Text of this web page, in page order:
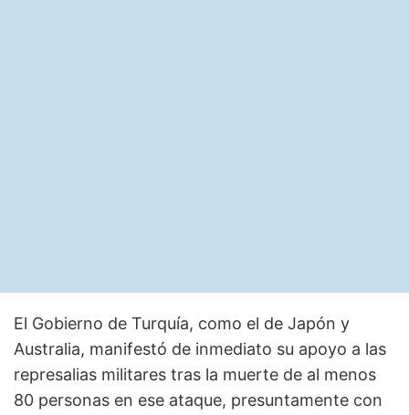
El Gobierno de Turquía, como el de Japón y
Australia, manifestó de inmediato su apoyo a las
represalias militares tras la muerte de al menos
80 personas en ese ataque, presuntamente con